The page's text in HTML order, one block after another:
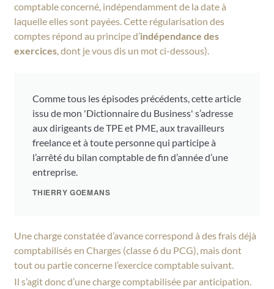
comptable concerné, indépendamment de la date à
laquelle elles sont payées. Cette régularisation des
comptes répond au principe d’indépendance des
exercices, dont je vous dis un mot ci-dessous).
Comme tous les épisodes précédents, cette article
issu de mon 'Dictionnaire du Business' s’adresse
aux dirigeants de TPE et PME, aux travailleurs
freelance et à toute personne qui participe à
l’arrêté du bilan comptable de fin d’année d’une
entreprise.
THIERRY GOEMANS
Une charge constatée d’avance correspond à des frais déjà
comptabilisés en Charges (classe 6 du PCG), mais dont
tout ou partie concerne l’exercice comptable suivant.
Il s’agit donc d’une charge comptabilisée par anticipation.